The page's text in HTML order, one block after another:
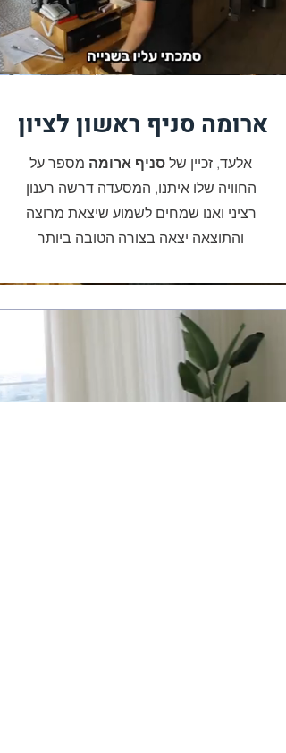
ארומה סניף ראשון לציון
אלעד, זכיין של סניף ארומה מספר על
החוויה שלו איתנו, המסעדה דרשה רענון
רציני ואנו שמחים לשמוע שיצאת מרוצה
והתוצאה יצאה בצורה הטובה ביותר